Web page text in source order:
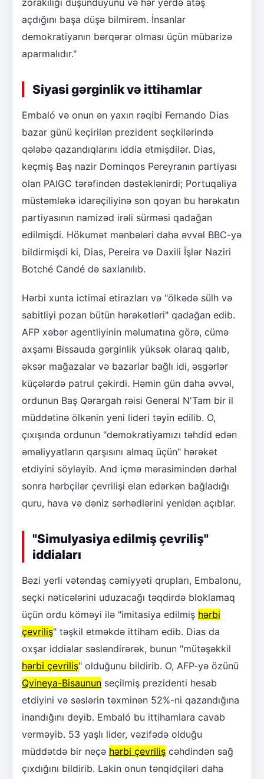
zorakılığı düşündüyünü və hər yerdə atəş
açdığını başa düşə bilmirəm. İnsanlar
demokratiyanın bərqərar olması üçün mübarizə
aparmalıdır."
Siyasi gərginlik və ittihamlar
Embaló və onun ən yaxın rəqibi Fernando Dias
bazar günü keçirilən prezident seçkilərində
qələbə qazandıqlarını iddia etmişdilər. Dias,
keçmiş Baş nazir Dominqos Pereyranın partiyası
olan PAIGC tərəfindən dəstəklənirdi; Portuqaliya
müstəmləkə idarəçiliyinə son qoyan bu hərəkatın
partiyasının namizəd irəli sürməsi qadağan
edilmişdi. Hökumət mənbələri daha əvvəl BBC-yə
bildirmişdi ki, Dias, Pereira və Daxili İşlər Naziri
Botché Candé də saxlanılıb.
Hərbi xunta ictimai etirazları və "ölkədə sülh və
sabitliyi pozan bütün hərəkətləri" qadağan edib.
AFP xəbər agentliyinin məlumatına görə, cümə
axşamı Bissauda gərginlik yüksək olaraq qalıb,
əksər mağazalar və bazarlar bağlı idi, əsgərlər
küçələrdə patrul çəkirdi. Həmin gün daha əvvəl,
ordunun Baş Qərargah rəisi General N'Tam bir il
müddətinə ölkənin yeni lideri təyin edilib. O,
çıxışında ordunun "demokratiyamızı təhdid edən
əməliyyatların qarşısını almaq üçün" hərəkət
etdiyini söyləyib. And içmə mərasimindən dərhal
sonra hərbçilər çevrilişi elan edərkən bağladığı
quru, hava və dəniz sərhədlərini yenidən açıblar.
"Simulyasiya edilmiş çevriliş"
iddiaları
Bəzi yerli vətəndaş cəmiyyəti qrupları, Embalonu,
seçki nəticələrini uduzacağı təqdirdə bloklamaq
üçün ordu köməyi ilə "imitasiya edilmiş hərbi
çevriliş" təşkil etməkdə ittiham edib. Dias da
oxşar iddialar səsləndirərək, bunun "mütəşəkkil
hərbi çevriliş" olduğunu bildirib. O, AFP-yə özünü
Qvineya-Bisaunun seçilmiş prezidenti hesab
etdiyini və səslərin təxminən 52%-ni qazandığına
inandığını deyib. Embaló bu ittihamlara cavab
verməyib. 53 yaşlı lider, vəzifədə olduğu
müddətdə bir neçə hərbi çevriliş cəhdindən sağ
çıxdığını bildirib. Lakin onun tənqidçiləri daha